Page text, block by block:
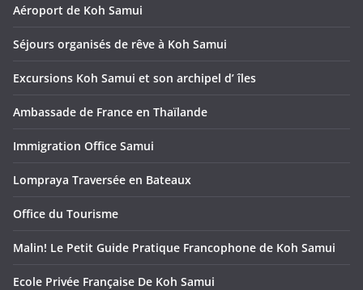
Aéroport de Koh Samui
Séjours organisés de rêve à Koh Samui
Excursions Koh Samui et son archipel d’ îles
Ambassade de France en Thaïlande
Immigration Office Samui
Lompraya Traversée en Bateaux
Office du Tourisme
Malin! Le Petit Guide Pratique Francophone de Koh Samui
Ecole Privée Française De Koh Samui